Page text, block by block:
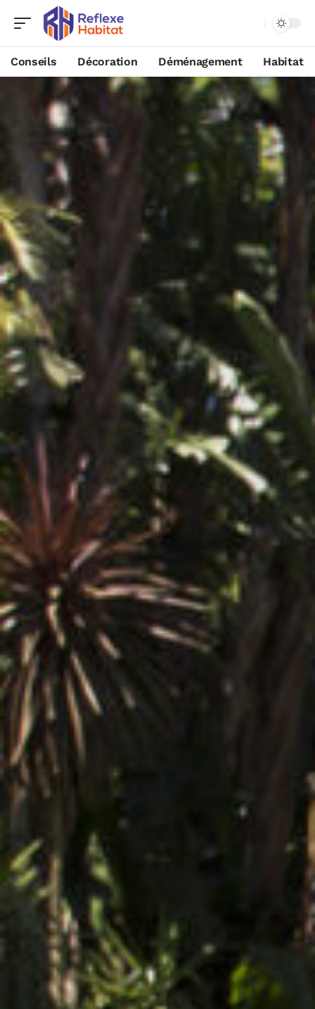
Conseils Décoration Déménagement Habitat